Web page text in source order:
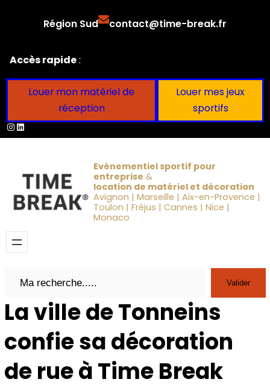
Région Sud contact@time-break.fr
Accès rapide:
Louer mon matériel de
réception
Louer mes jeux
sportifs
Instagram
LinkedIn
Evénementiel sportif pour
entreprise &
location de matériel et décoration
Avignon | Marseille | Aix-en-Provence |
Toulon | Fréjus | Cannes | Nice |
Monaco
Search Valider
La ville de Tonneins
confie sa décoration
de rue à Time Break